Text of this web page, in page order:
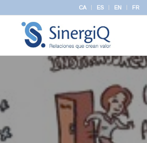
CA ES EN FR